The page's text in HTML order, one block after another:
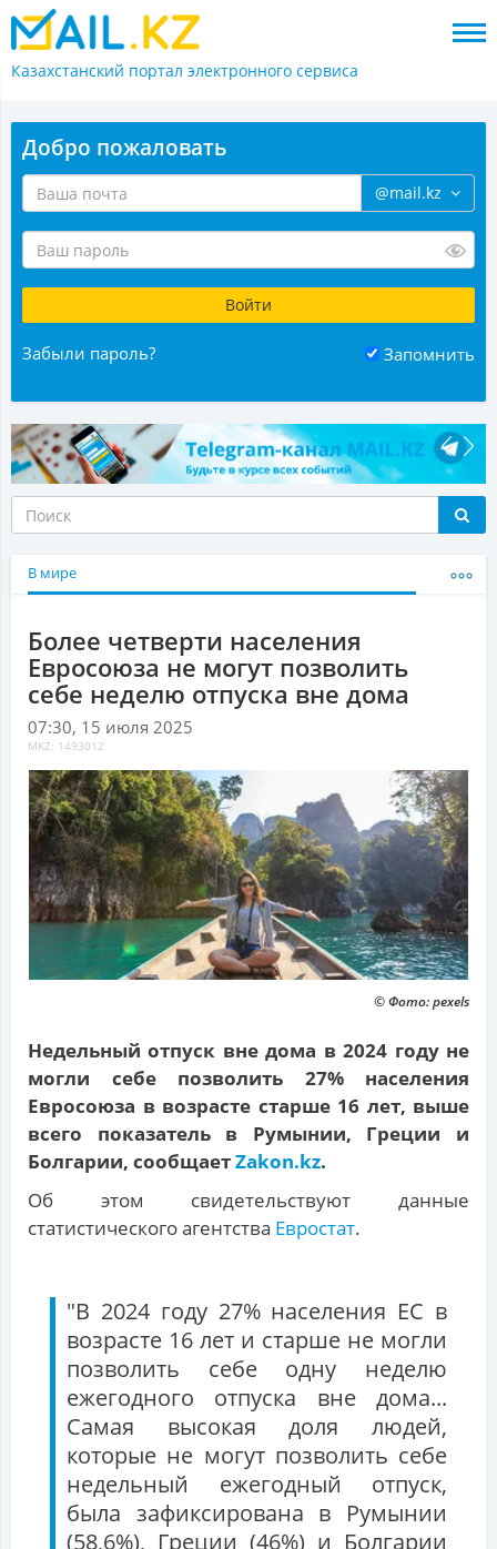
Казахстанский портал электронного сервиса
Добро пожаловать
@mail.kz
Забыли пароль? Запомнить
В мире
Более четверти населения
Евросоюза не могут позволить
себе неделю отпуска вне дома
07:30, 15 июля 2025
MKZ: 1493012
© Фото: pexels
Недельный отпуск вне дома в 2024 году не
могли себе позволить 27% населения
Евросоюза в возрасте старше 16 лет, выше
всего показатель в Румынии, Греции и
Болгарии, сообщаетZakon.kz.
Об этом свидетельствуют данные
статистического агентства Евростат.
"В 2024 году 27% населения ЕС в
возрасте 16 лет и старше не могли
позволить себе одну неделю
ежегодного отпуска вне дома...
Самая высокая доля людей,
которые не могут позволить себе
недельный ежегодный отпуск,
была зафиксирована в Румынии
(58,6%), Греции (46%) и Болгарии